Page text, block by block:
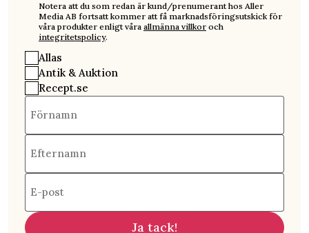
Notera att du som redan är kund/prenumerant hos Aller
Media AB fortsatt kommer att få marknadsföringsutskick för
våra produkter enligt våra allmänna villkor och
integritetspolicy.
Allas
Antik & Auktion
Recept.se
Förnamn
Efternamn
E-post
Ja tack!